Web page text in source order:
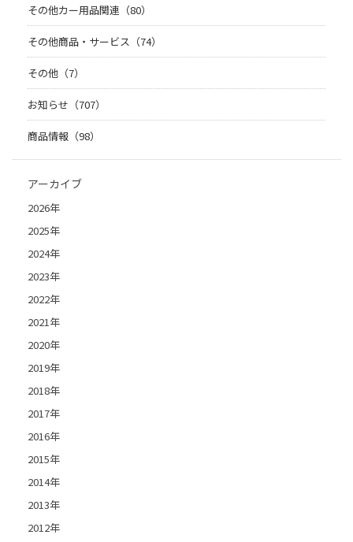
その他カー用品関連（80）
その他商品・サービス（74）
その他（7）
お知らせ（707）
商品情報（98）
アーカイブ
2026年
2025年
2024年
2023年
2022年
2021年
2020年
2019年
2018年
2017年
2016年
2015年
2014年
2013年
2012年